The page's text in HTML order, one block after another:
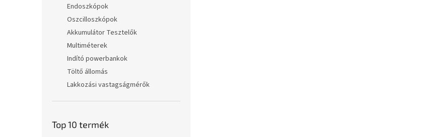
Endoszkópok
Oszcilloszkópok
Akkumulátor Tesztelők
Multiméterek
Indító powerbankok
Töltő állomás
Lakkozási vastagságmérők
Top 10 termék